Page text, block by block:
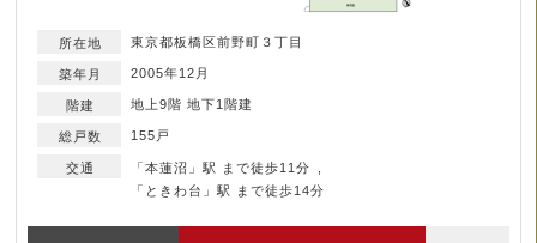
東京都板橋区前野町３丁目
2005年12月
地上9階 地下1階建
155戸
「本蓮沼」駅 まで徒歩11分
「ときわ台」駅 まで徒歩14分